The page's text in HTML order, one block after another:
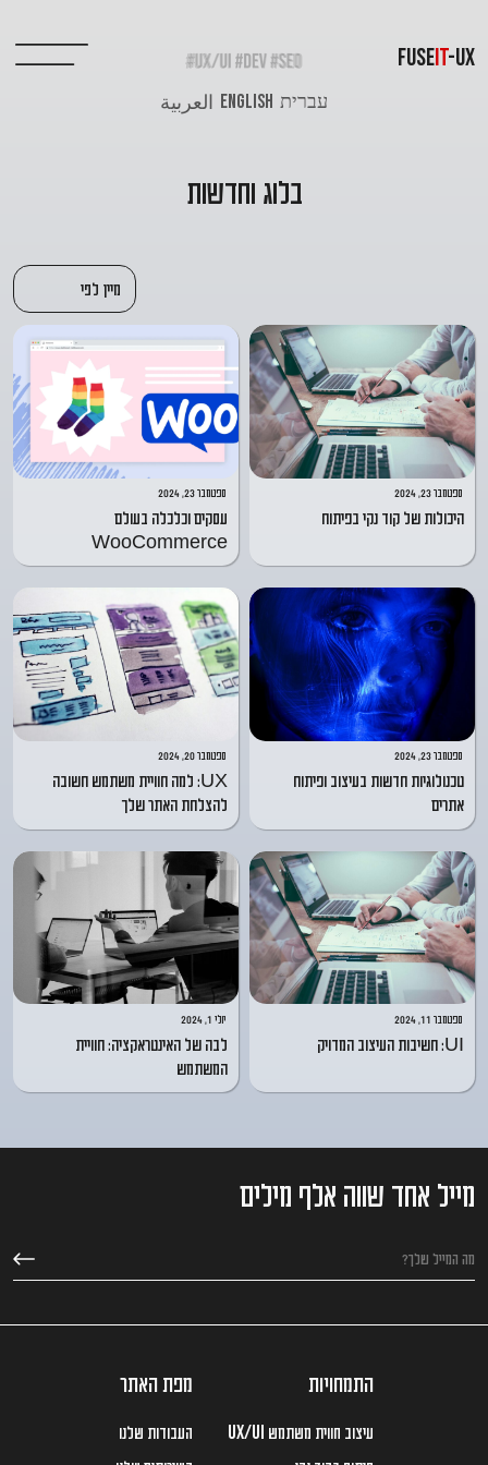
FUSEIT-UX
עברית ENGLISH العربية
בלוג וחדשות
ספטמבר 23, 2024
היכולות של קוד נקי בפיתוח
ספטמבר 23, 2024
עסקים וכלכלה בעולם
WooCommerce
ספטמבר 23, 2024
טכנולוגיות חדשות בעיצוב ופיתוח
אתרים
ספטמבר 20, 2024
UX: למה חוויית משתמש חשובה
להצלחת האתר שלך
ספטמבר 11, 2024
UI: חשיבות העיצוב המדויק
יולי 1, 2024
לבה של האינטראקציה: חוויית
המשתמש
מייל אחד שווה אלף מילים
התמחויות
עיצוב חווית משתמש UX/UI
מפת האתר
העבודות שלנו